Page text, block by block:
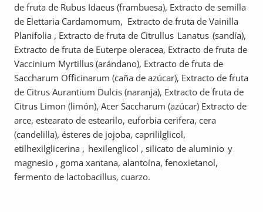
de fruta de Rubus Idaeus (frambuesa), Extracto de semilla
de Elettaria Cardamomum, Extracto de fruta de Vainilla
Planifolia , Extracto de fruta de Citrullus Lanatus (sandía),
Extracto de fruta de Euterpe oleracea, Extracto de fruta de
Vaccinium Myrtillus (arándano), Extracto de fruta de
Saccharum Officinarum (caña de azúcar), Extracto de fruta
de Citrus Aurantium Dulcis (naranja), Extracto de fruta de
Citrus Limon (limón), Acer Saccharum (azúcar) Extracto de
arce, estearato de estearilo, euforbia cerifera, cera
(candelilla), ésteres de jojoba, caprililglicol,
etilhexilglicerina , hexilenglicol , silicato de aluminio y
magnesio , goma xantana, alantoína, fenoxietanol,
fermento de lactobacillus, cuarzo.